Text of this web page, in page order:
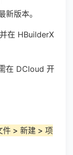
新版本。
在 HBuilderX
在 DCloud 开
件 > 新建 > 项